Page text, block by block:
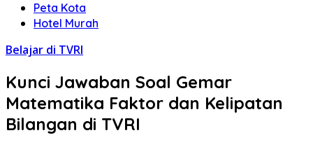
Peta Kota
Hotel Murah
Belajar di TVRI
Kunci Jawaban Soal Gemar
Matematika Faktor dan Kelipatan
Bilangan di TVRI